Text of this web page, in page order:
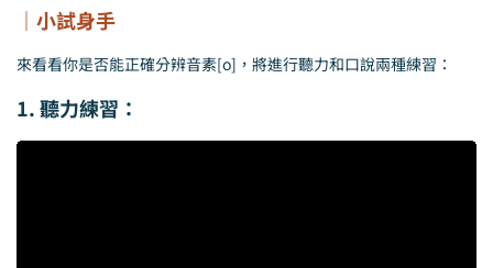
｜小試身手
來看看你是否能正確分辨音素[o]，將進行聽力和口說兩種練習：
1. 聽力練習：